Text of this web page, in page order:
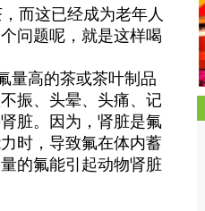
而这已经成为老年人
问题呢，就是这样喝
高的茶或茶叶制品
振、头晕、头痛、记
脏。因为，肾脏是氟
时，导致氟在体内蓄
的氟能引起动物肾脏